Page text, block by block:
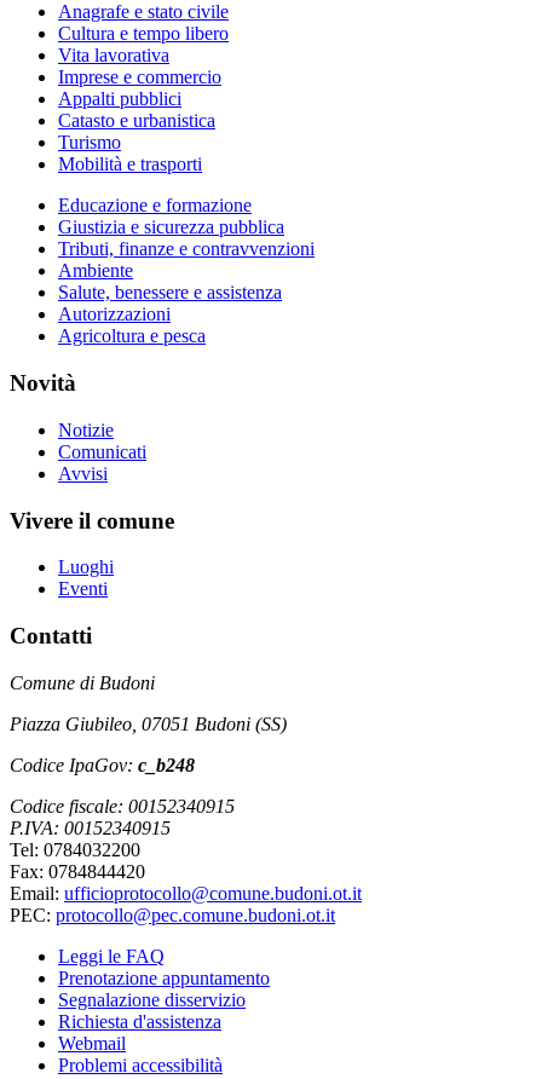
Anagrafe e stato civile
Cultura e tempo libero
Vita lavorativa
Imprese e commercio
Appalti pubblici
Catasto e urbanistica
Turismo
Mobilità e trasporti
Educazione e formazione
Giustizia e sicurezza pubblica
Tributi, finanze e contravvenzioni
Ambiente
Salute, benessere e assistenza
Autorizzazioni
Agricoltura e pesca
Novità
Notizie
Comunicati
Avvisi
Vivere il comune
Luoghi
Eventi
Contatti
Comune di Budoni
Piazza Giubileo, 07051 Budoni (SS)
Codice IpaGov: c_b248
Codice fiscale: 00152340915
P.IVA: 00152340915
Tel: 0784032200
Fax: 0784844420
Email: ufficioprotocollo@comune.budoni.ot.it
PEC: protocollo@pec.comune.budoni.ot.it
Leggi le FAQ
Prenotazione appuntamento
Segnalazione disservizio
Richiesta d'assistenza
Webmail
Problemi accessibilità